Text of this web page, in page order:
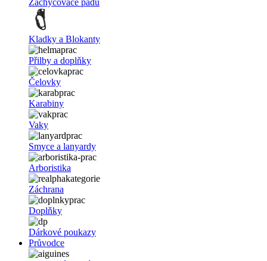
Zachycovače pádu
Kladky a Blokanty
Přilby a doplňky
Čelovky
Karabiny
Vaky
Smyce a lanyardy
Arboristika
Záchrana
Doplňky
Dárkové poukazy
Průvodce